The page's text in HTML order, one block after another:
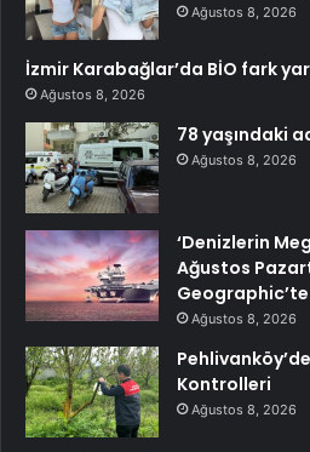
Ağustos 8, 2026
İzmir Karabağlar’da BİO fark
Ağustos 8, 2026
78 yaşındaki
Ağustos 8, 2026
‘Denizlerin
Ağustos
Geographic’te
Ağustos 8, 2026
Kontrolleri
Ağustos 8, 2026